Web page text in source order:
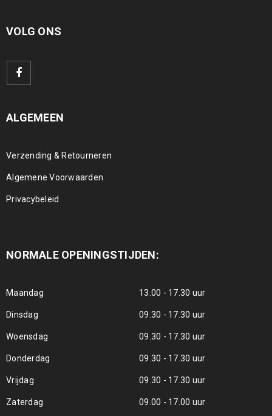
VOLG ONS
ALGEMEEN
Verzending & Retourneren
Algemene Voorwaarden
Privacybeleid
NORMALE OPENINGSTIJDEN:
Maandag 13.00 - 17.30 uur
Dinsdag 09.30 - 17.30 uur
Woensdag 09.30 - 17.30 uur
Donderdag 09.30 - 17.30 uur
Vrijdag 09.30 - 17.30 uur
Zaterdag 09.00 - 17.00 uur